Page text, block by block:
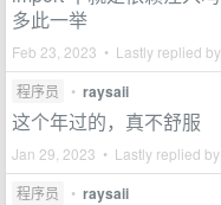
多此一举
Feb 23, 2023 • Lastly replied by
程序员 • raysaii
这个年过的，真不舒服
Jan 29, 2023 • Lastly replied by
程序员 • raysaii